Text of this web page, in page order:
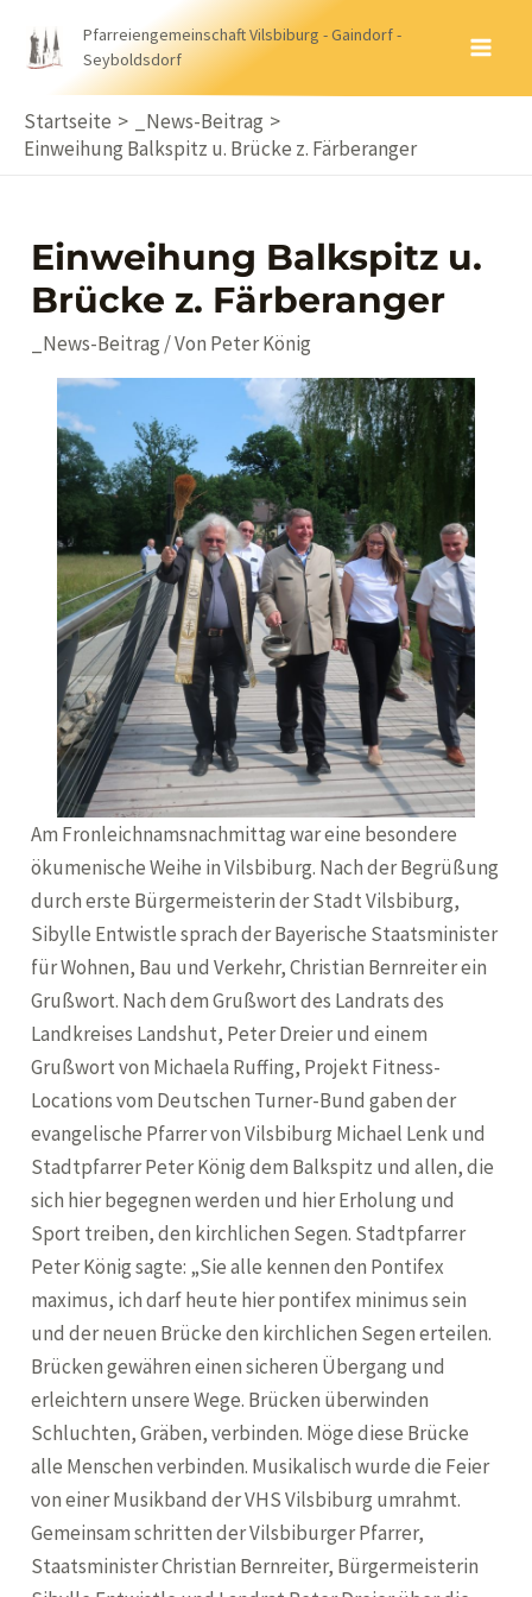
Inhalt
Pfarreiengemeinschaft Vilsbiburg - Gaindorf -
Seyboldsdorf
Startseite
_News-Beitrag
Einweihung Balkspitz u. Brücke z. Färberanger
Einweihung Balkspitz u.
Brücke z. Färberanger
_News-Beitrag / Von Peter König
Am Fronleichnamsnachmittag war eine besondere
ökumenische Weihe in Vilsbiburg. Nach der Begrüßung
durch erste Bürgermeisterin der Stadt Vilsbiburg,
Sibylle Entwistle sprach der Bayerische Staatsminister
für Wohnen, Bau und Verkehr, Christian Bernreiter ein
Grußwort. Nach dem Grußwort des Landrats des
Landkreises Landshut, Peter Dreier und einem
Grußwort von Michaela Ruffing, Projekt Fitness-
Locations vom Deutschen Turner-Bund gaben der
evangelische Pfarrer von Vilsbiburg Michael Lenk und
Stadtpfarrer Peter König dem Balkspitz und allen, die
sich hier begegnen werden und hier Erholung und
Sport treiben, den kirchlichen Segen. Stadtpfarrer
Peter König sagte: „Sie alle kennen den Pontifex
maximus, ich darf heute hier pontifex minimus sein
und der neuen Brücke den kirchlichen Segen erteilen.
Brücken gewähren einen sicheren Übergang und
erleichtern unsere Wege. Brücken überwinden
Schluchten, Gräben, verbinden. Möge diese Brücke
alle Menschen verbinden. Musikalisch wurde die Feier
von einer Musikband der VHS Vilsbiburg umrahmt.
Gemeinsam schritten der Vilsbiburger Pfarrer,
Staatsminister Christian Bernreiter, Bürgermeisterin